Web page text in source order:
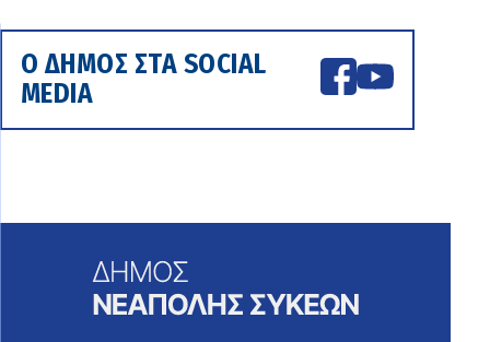
Ο ΔΗΜΟΣ ΣΤΑ SOCIAL
MEDIA